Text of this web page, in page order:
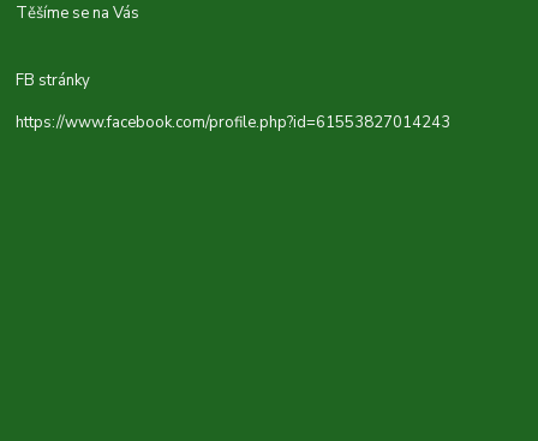
Těšíme se na Vás
FB stránky
https://www.facebook.com/profile.php?id=61553827014243